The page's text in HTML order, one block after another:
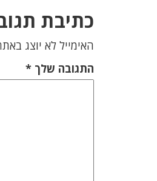
כתיבת
האימייל לא יוצג
התגובה שלך*